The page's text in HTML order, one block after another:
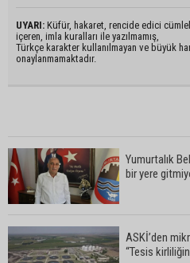
UYARI: Küfür, hakaret, rencide edici
içeren, imla kuralları ile yazılmamış,
Türkçe karakter kullanılmayan ve büyük
onaylanmamaktadır.
Yumurtalık
bir yere
ASKİ’den
“Tesis